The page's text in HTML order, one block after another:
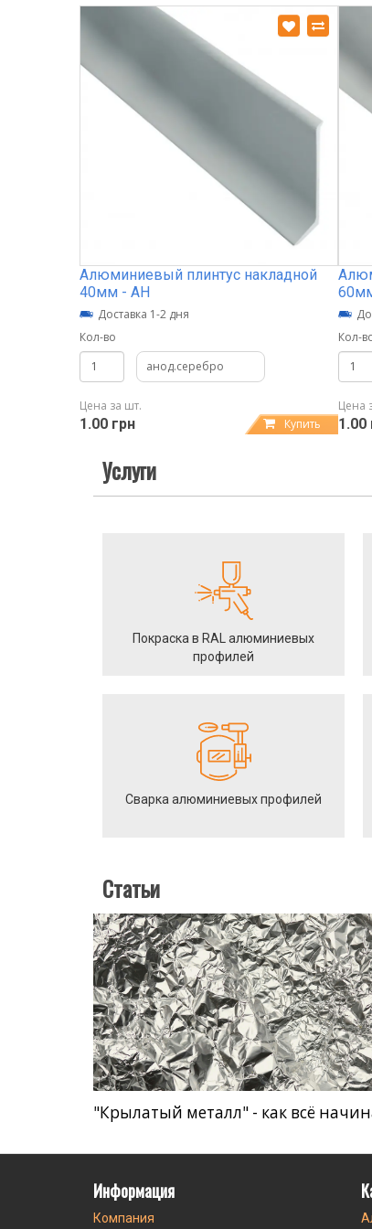
Алюминиевый плинтус накладной
40мм - АН
Доставка 1-2 дня
Кол-во
анод.серебро
Цена за шт.
1.00 грн Купить
Кол-
Цена
1.00
Услуги
Покраска в RAL алюминиевых
профилей
Сварка алюминиевых профилей
Статьи
"Крылатый металл" - как всё
Информация
Компания